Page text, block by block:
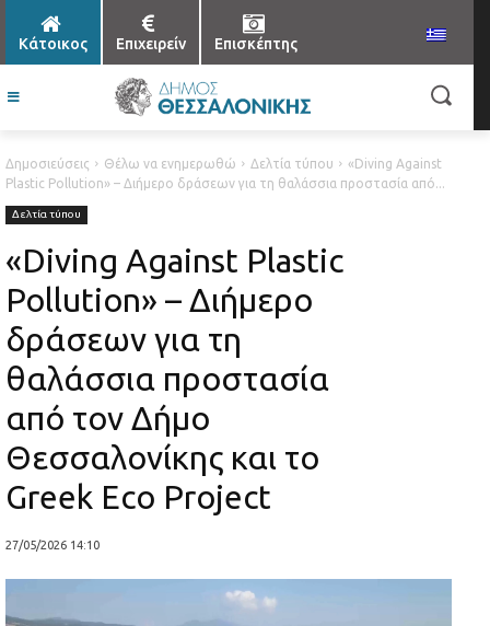
Κάτοικος Επιχειρείν Επισκέπτης
Δημοσιεύσεις Θέλω να ενημερωθώ Δελτία τύπου
«Diving Against
Plastic Pollution» – Διήμερο δράσεων για τη θαλάσσια προστασία από...
Δελτία τύπου
«Diving Against Plastic
Pollution» – Διήμερο
δράσεων για τη
θαλάσσια προστασία
από τον Δήμο
Θεσσαλονίκης και το
Greek Eco Project
27/05/2026 14:10